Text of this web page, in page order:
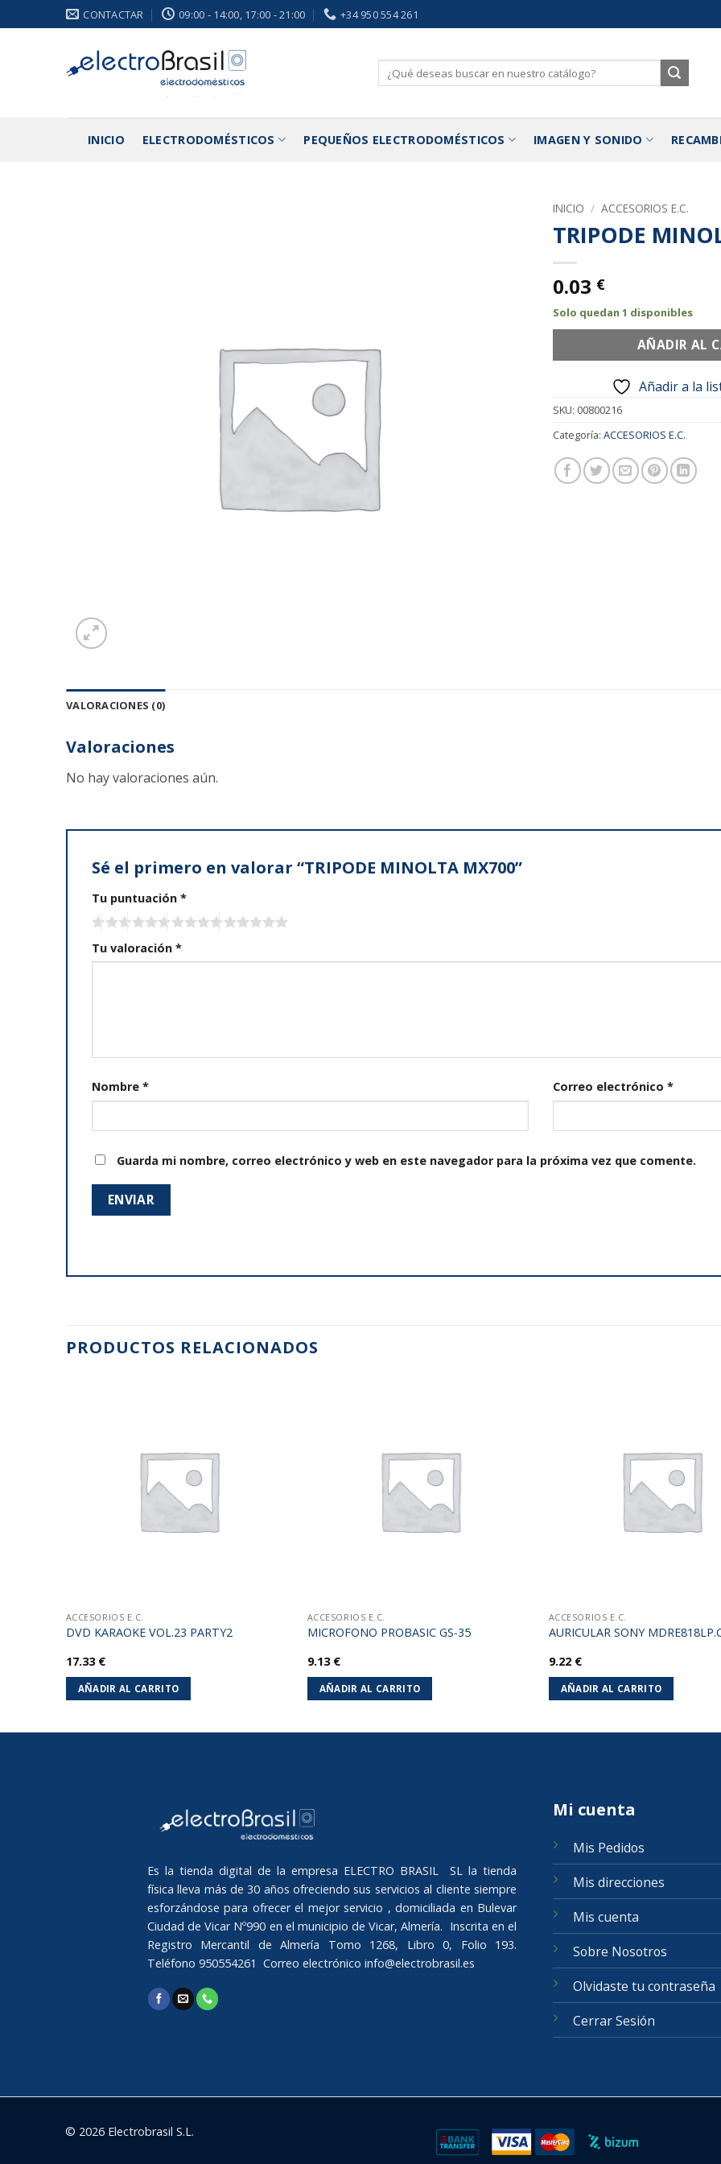
al
CONTACTAR 09:00 - 14:00, 17:00 - 21:00 +34 950 554 261
Buscar
por:
INICIO ELECTRODOMÉSTICOS PEQUEÑOS ELECTRODOMÉSTICOS IMAGEN Y SONIDO
INICIO / ACCESORIOS E.C.
TRIPODE
0.03 €
Solo quedan 1 disponibles
AÑADIR AL
Añadir a la
SKU: 00800216
Categoría: ACCESORIOS E.C.
VALORACIONES (0)
Valoraciones
No hay valoraciones aún.
Sé el primero en valorar “TRIPODE MINOLTA MX700”
Tu puntuación *
Tu valoración *
Nombre * Correo electrónico *
Guarda mi nombre, correo electrónico y web en este navegador para la próxima vez que comente.
PRODUCTOS RELACIONADOS
ACCESORIOS E.C.
DVD KARAOKE VOL.23 PARTY2
17.33 €
AÑADIR AL CARRITO
ACCESORIOS E.C.
MICROFONO PROBASIC GS-35
9.13 €
AÑADIR AL CARRITO
ACCESORIOS E.C.
AURICULAR SONY
9.22 €
AÑADIR AL CARRITO
Es la tienda digital de la empresa ELECTRO BRASIL SL la tienda
física lleva más de 30 años ofreciendo sus servicios al cliente siempre
esforzándose para ofrecer el mejor servicio , domiciliada en Bulevar
Ciudad de Vicar Nº990 en el municipio de Vicar, Almería. Inscrita en el
Registro Mercantil de Almería Tomo 1268, Libro 0, Folio 193.
Teléfono 950554261 Correo electrónico info@electrobrasil.es
Mi cuenta
Mis Pedidos
Mis direcciones
Mis cuenta
Sobre Nosotros
Olvidaste tu contraseña
Cerrar Sesión
© 2026 Electrobrasil S.L.